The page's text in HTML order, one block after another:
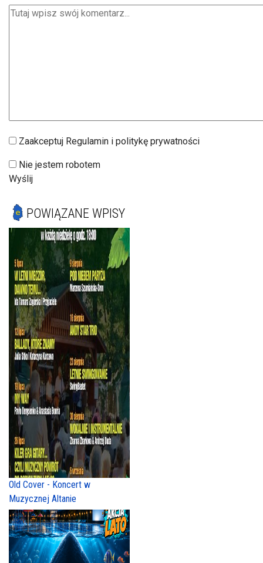
Zaakceptuj Regulamin i politykę prywatności
Nie jestem robotem
Wyślij
POWIĄZANE WPISY
Old Cover - Koncert w
Muzycznej Altanie